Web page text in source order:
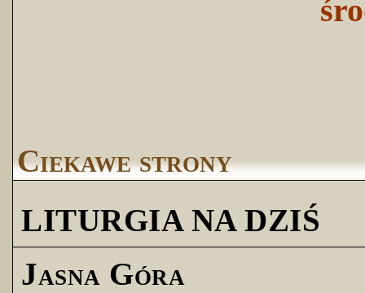
Ciekawe strony
LITURGIA NA DZIŚ
Jasna Góra